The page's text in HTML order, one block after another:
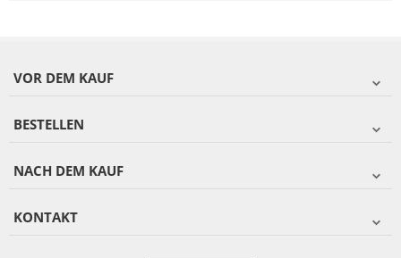
VOR DEM KAUF
BESTELLEN
NACH DEM KAUF
KONTAKT